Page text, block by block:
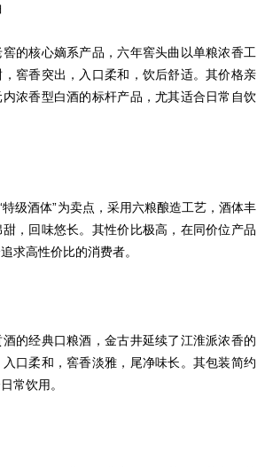
的核心嫡系产品，六年窖头曲以单粮浓香工
窖香突出，入口柔和，饮后舒适。其价格亲
浓香型白酒的标杆产品，尤其适合日常自饮
级酒体”为卖点，采用六粮酿造工艺，酒体丰
，回味悠长。其性价比极高，在同价位产品
求高性价比的消费者。
的经典口粮酒，金古井延续了江淮派浓香的
口柔和，窖香淡雅，尾净味长。其包装简约
常饮用。